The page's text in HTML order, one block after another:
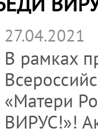
27.04.2021
В рамках
«Матери
ВИРУС!»!